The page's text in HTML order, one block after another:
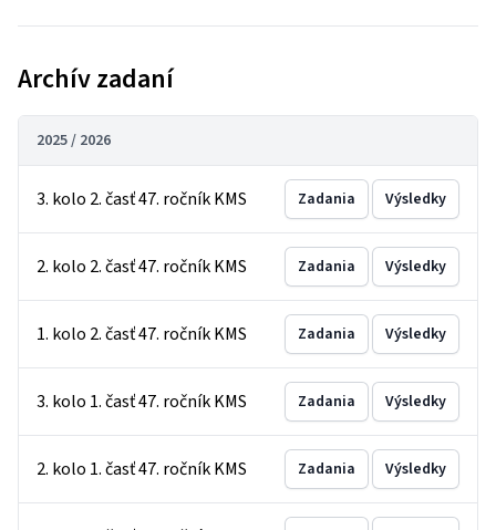
Archív zadaní
2025 / 2026
3. kolo 2. časť 47. ročník KMS Zadania Výsledky
2. kolo 2. časť 47. ročník KMS Zadania Výsledky
1. kolo 2. časť 47. ročník KMS Zadania Výsledky
3. kolo 1. časť 47. ročník KMS Zadania Výsledky
2. kolo 1. časť 47. ročník KMS Zadania Výsledky